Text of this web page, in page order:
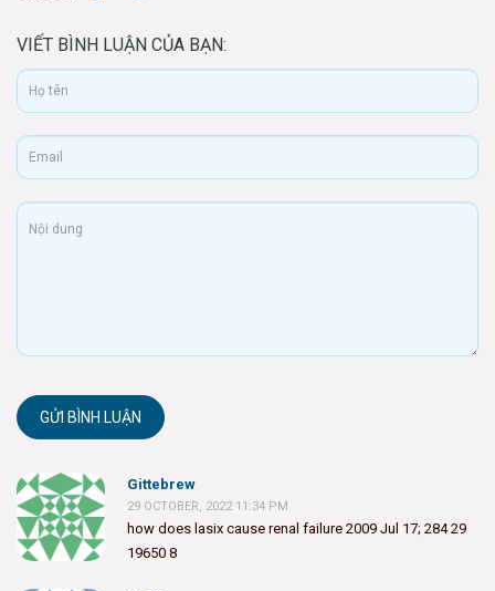
VIẾT BÌNH LUẬN CỦA BẠN:
GỬI BÌNH LUẬN
Gittebrew
29 OCTOBER, 2022 11:34 PM
how does lasix cause renal failure 2009 Jul 17; 284 29
19650 8